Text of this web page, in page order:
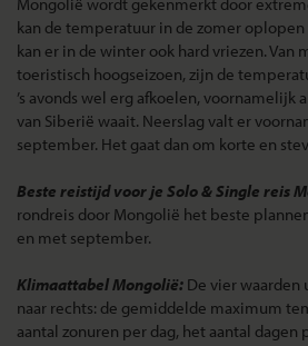
kan de temperatuur in de zomer
kan er in de winter ook hard vriezen. Van
toeristisch hoogseizoen, zijn de
’s avonds wel erg afkoelen, voornamelijk
van Siberië waait. Neerslag valt er
september. Het gaat dan om korte en
Beste reistijd voor je Solo & Single reis
rondreis door Mongolië het beste
en met september.
Klimaattabel Mongolië: De vier waarden
naar rechts: de gemiddelde maximum
aantal zonuren per dag, het aantal